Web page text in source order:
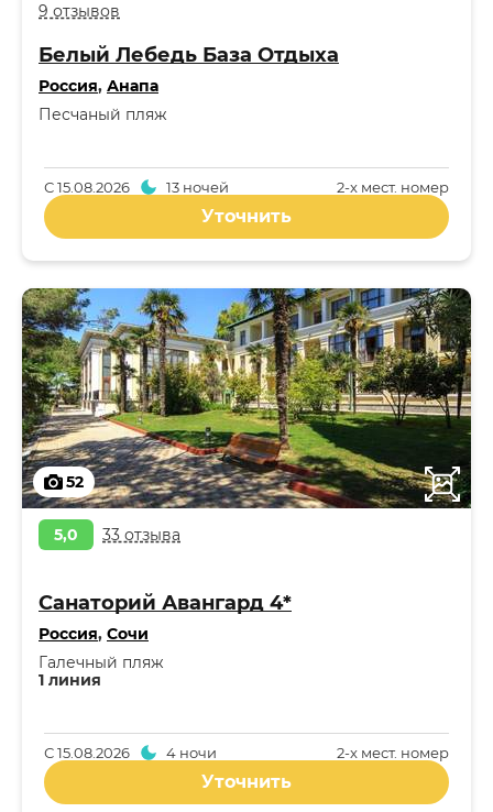
9 отзывов
Белый Лебедь База Отдыха
Россия, Анапа
Песчаный пляж
2-x мест. номер
С15.08.2026 13 ночей
Уточнить
52
5,0 33 отзыва
Санаторий Авангард 4*
Россия, Сочи
1 линия
Галечный пляж
2-x мест. номер
С15.08.2026 4 ночи
Уточнить